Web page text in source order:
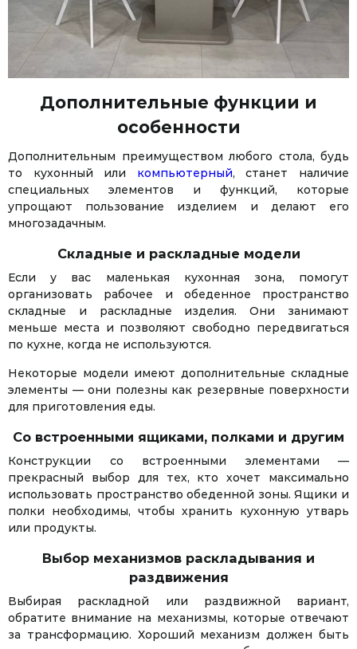
Дополнительные функции и
особенности
Дополнительным преимуществом любого стола, будь
то кухонный или компьютерный, станет наличие
специальных элементов и функций, которые
упрощают пользование изделием и делают его
многозадачным.
Складные и раскладные модели
Если у вас маленькая кухонная зона, помогут
организовать рабочее и обеденное пространство
складные и раскладные изделия. Они занимают
меньше места и позволяют свободно передвигаться
по кухне, когда не используются.
Некоторые модели имеют дополнительные складные
элементы — они полезны как резервные поверхности
для приготовления еды.
Со встроенными ящиками, полками и другим
Конструкции со встроенными элементами —
прекрасный выбор для тех, кто хочет максимально
использовать пространство обеденной зоны. Ящики и
полки необходимы, чтобы хранить кухонную утварь
или продукты.
Выбор механизмов раскладывания и
раздвижения
Выбирая раскладной или раздвижной вариант,
обратите внимание на механизмы, которые отвечают
за трансформацию. Хороший механизм должен быть